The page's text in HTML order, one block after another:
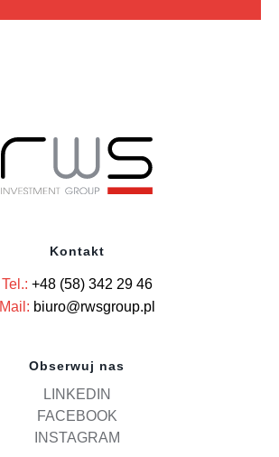
Kontakt
Tel.: +48 (58) 342 29 46
Mail: biuro@rwsgroup.pl
Obserwuj nas
LINKEDIN
FACEBOOK
INSTAGRAM